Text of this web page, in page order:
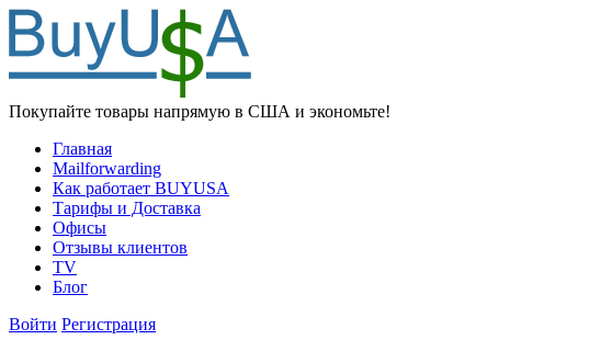
Покупайте товары напрямую в США и экономьте!
Главная
Mailforwarding
Как работает BUYUSA
Тарифы и Доставка
Офисы
Отзывы клиентов
TV
Блог
Войти Регистрация